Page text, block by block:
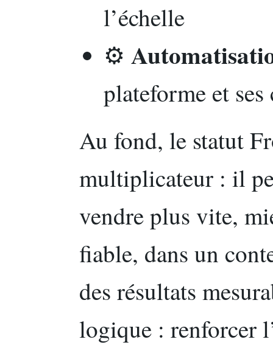
l’échelle
⚙️
plateforme et
Au fond, le statut
multiplicateur : il
vendre plus vite,
fiable, dans un
des résultats
logique : renforcer